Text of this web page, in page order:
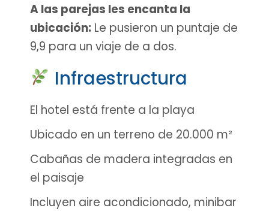
A las parejas les encanta la
ubicación: Le pusieron un puntaje de
9,9 para un viaje de a dos.
Infraestructura
El hotel está frente a la playa
Ubicado en un terreno de 20.000 m²
Cabañas de madera integradas en
el paisaje
Incluyen aire acondicionado, minibar